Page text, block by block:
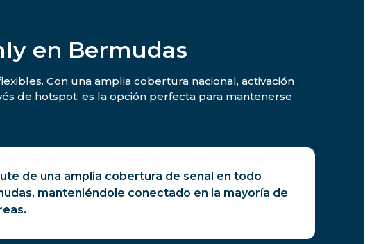
en Bermudas
Con una amplia cobertura nacional, activación
de hotspot, es la opción perfecta para mantenerse
de una amplia cobertura de señal en todo
manteniéndole conectado en la mayoría de